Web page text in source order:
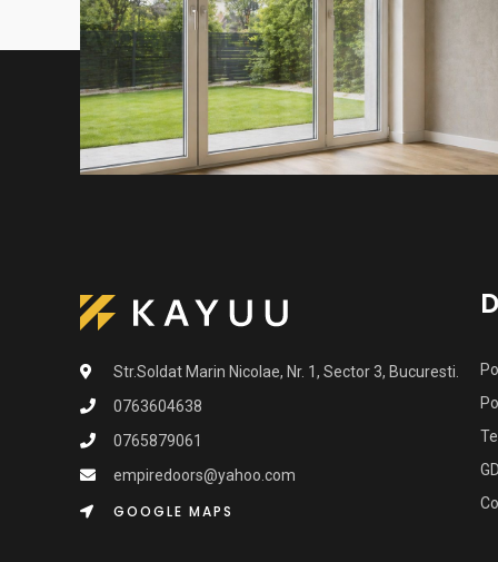
Str.Soldat Marin Nicolae, Nr. 1, Sector 3, Bucuresti.
0763604638
0765879061
empiredoors@yahoo.com
GOOGLE MAPS